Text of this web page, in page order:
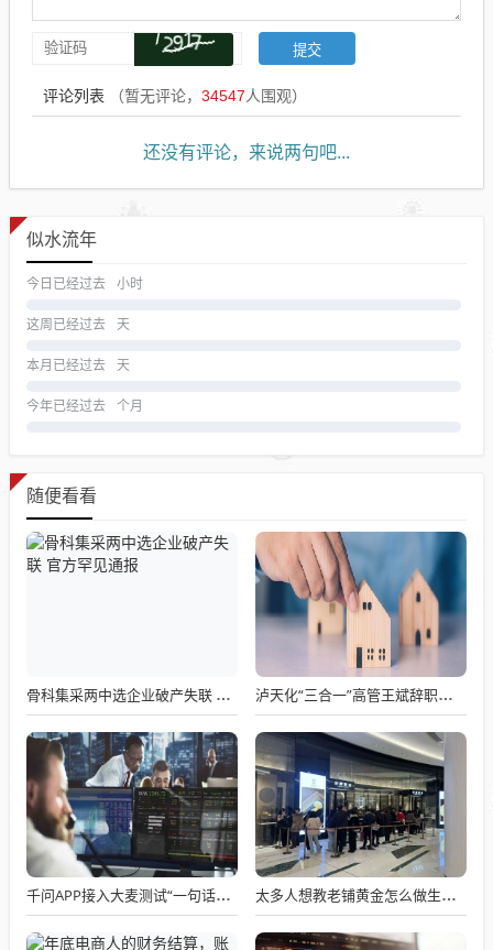
评论列表 （暂无评论， 34547人围观）
还没有评论，来说两句吧...
似水流年
今日已经过去 小时
这周已经过去 天
本月已经过去 天
今年已经过去 个月
随便看看
骨科集采两中选企业破产失联 官方罕见通报 泸天化“三合一”高管王斌辞职：高管变动叠加财务、业绩双重压力，公司进入阶段性调整期
千问APP接入大麦测试“一句话买电影票” 太多人想教老铺黄金怎么做生意了